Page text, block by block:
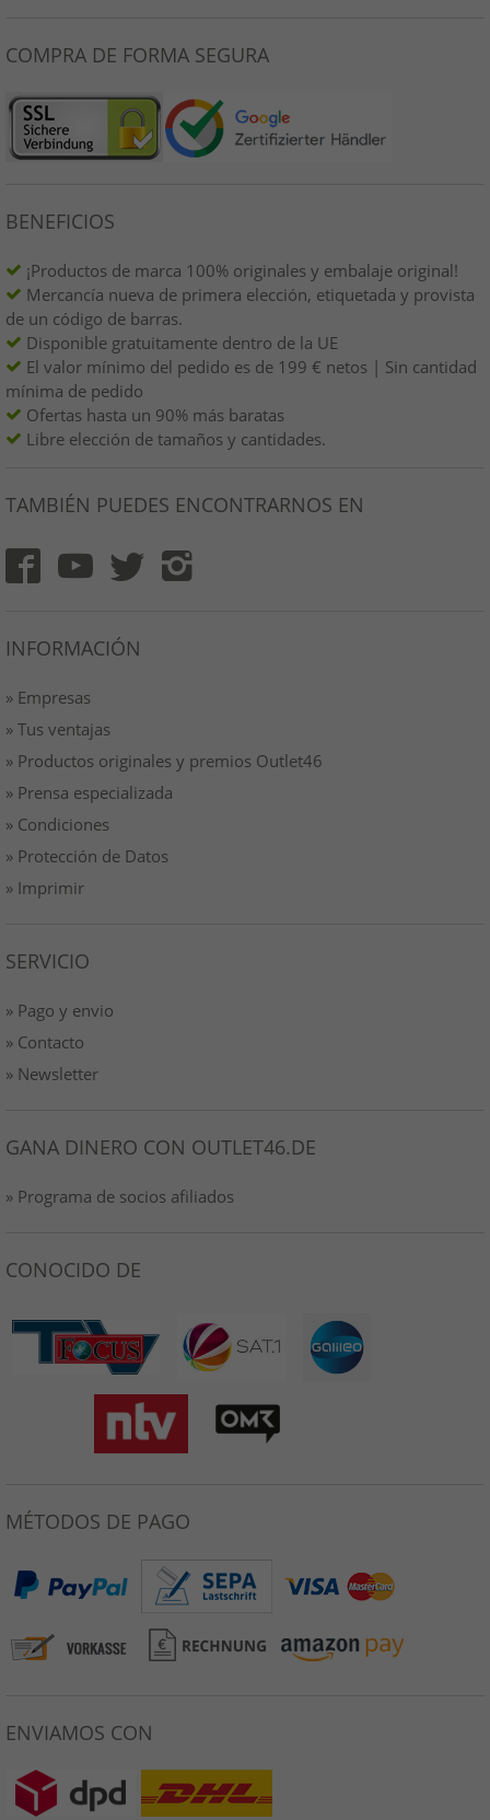
COMPRA DE FORMA SEGURA
BENEFICIOS
¡Productos de marca 100% originales y embalaje original!
Mercancía nueva de primera elección, etiquetada y provista
de un código de barras.
Disponible gratuitamente dentro de la UE
El valor mínimo del pedido es de 199 € netos | Sin cantidad
mínima de pedido
Ofertas hasta un 90% más baratas
Libre elección de tamaños y cantidades.
TAMBIÉN PUEDES ENCONTRARNOS EN
INFORMACIÓN
» Empresas
» Tus ventajas
» Productos originales y premios Outlet46
» Prensa especializada
» Condiciones
» Protección de Datos
» Imprimir
SERVICIO
» Pago y envio
» Contacto
» Newsletter
GANA DINERO CON OUTLET46.DE
» Programa de socios afiliados
CONOCIDO DE
MÉTODOS DE PAGO
ENVIAMOS CON